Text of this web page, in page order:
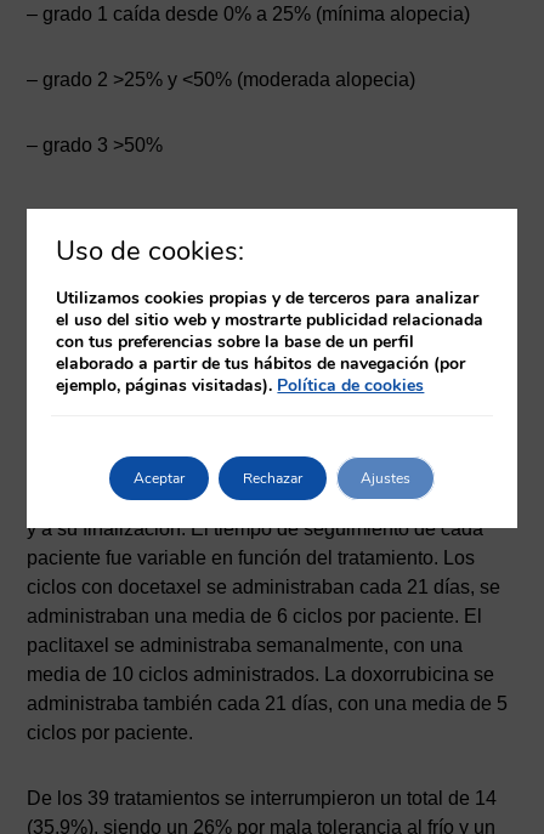
– grado 1 caída desde 0% a 25% (mínima alopecia)
– grado 2 >25% y <50% (moderada alopecia)
– grado 3 >50%
mama en tratamiento activo. La media de edad era de
56,17 años.
Se evaluó a las pacientes antes de iniciar el tratamiento
y a su finalización. El tiempo de seguimiento de cada
paciente fue variable en función del tratamiento. Los
ciclos con docetaxel se administraban cada 21 días, se
administraban una media de 6 ciclos por paciente. El
paclitaxel se administraba semanalmente, con una
media de 10 ciclos administrados. La doxorrubicina se
administraba también cada 21 días, con una media de 5
ciclos por paciente.
De los 39 tratamientos se interrumpieron un total de 14
(35,9%), siendo un 26% por mala tolerancia al frío y un
Uso de cookies:
Utilizamos cookies propias y de terceros para analizar
el uso del sitio web y mostrarte publicidad relacionada
con tus preferencias sobre la base de un perfil
elaborado a partir de tus hábitos de navegación (por
ejemplo, páginas visitadas). Política de cookies
Aceptar Rechazar Ajustes